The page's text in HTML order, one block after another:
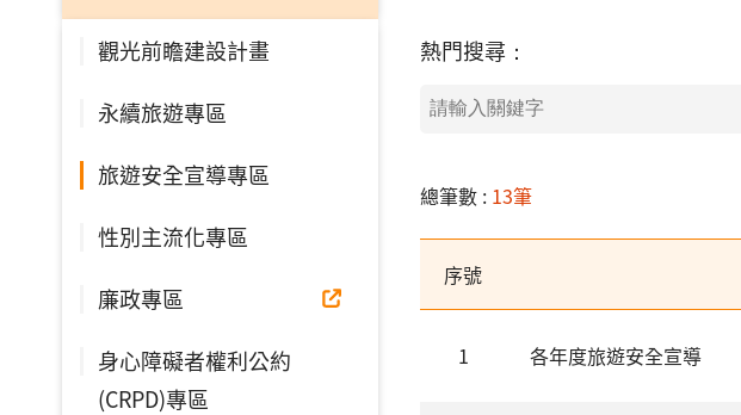
觀光前瞻建設計畫
永續旅遊專區
旅遊安全宣導專區
性別主流化專區
廉政專區
身心障礙者權利公約
(CRPD)專區
熱門搜尋：
總筆數 : 13筆
序號
1 各年度旅遊安全宣導